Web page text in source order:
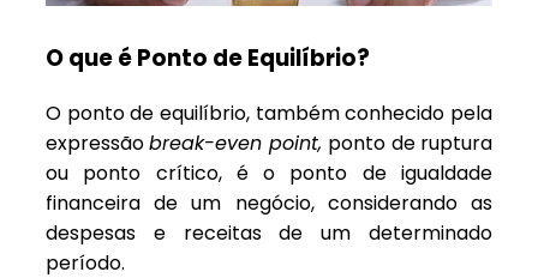
O que é Ponto de Equilíbrio?
O ponto de equilíbrio, também conhecido pela
expressãobreak-even point, ponto de ruptura
ou ponto crítico, é o ponto de igualdade
financeira de um negócio, considerando as
despesas e receitas de um determinado
período.